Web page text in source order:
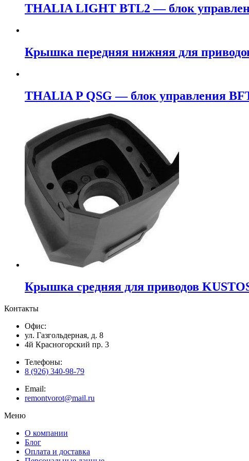
THALIA LIGHT BTL2 — блок
Крышка передняя нижняя для
THALIA P QSG — блок управления
Крышка средняя для приводов
Контакты
Офис:
ул. Газгольдерная, д. 8
4й Красногорский пр. 3
Телефоны:
8 (926) 340-98-79
Email:
remontvorot@mail.ru
Меню
О компании
Блог
Оплата и доставка